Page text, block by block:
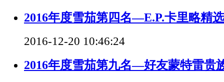
2016年度雪茄第四名—E.P.卡里略精
2016-12-20 10:46:24
2016年度雪茄第九名—好友蒙特雷贵